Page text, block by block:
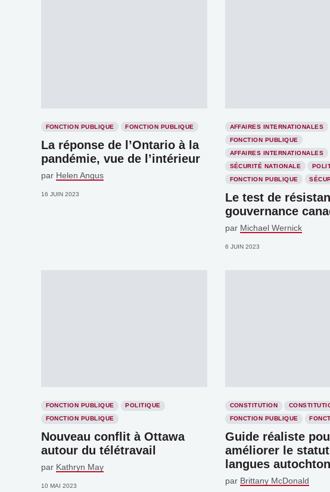
FONCTION PUBLIQUE FONCTION PUBLIQUE
La réponse de l’Ontario à la
pandémie, vue de l’intérieur
par Helen Angus
16 JUIN 2023
AFFAIRES INTERNATIONALES
FONCTION PUBLIQUE
AFFAIRES INTERNATIONALES
SÉCURITÉ NATIONALE
FONCTION PUBLIQUE
Le test de
gouvernance
par Michael Wernick
6 JUIN 2023
FONCTION PUBLIQUE
POLITIQUE
FONCTION PUBLIQUE
Nouveau conflit à Ottawa
autour du télétravail
par Kathryn May
10 MAI 2023
CONSTITUTION
FONCTION PUBLIQUE
Guide réaliste
améliorer le
langues
par Brittany McDonald